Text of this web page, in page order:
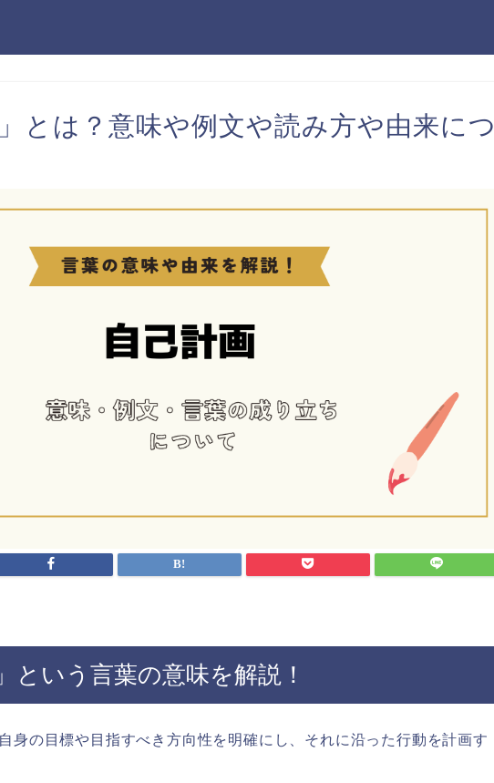
」とは？意味や例文や読み方や由来につ
という言葉の意味を解説！
身の目標や目指すべき方向性を明確にし、それに沿った行動を計画す